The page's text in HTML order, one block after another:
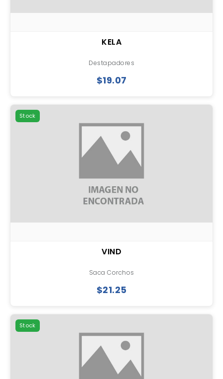
KELA
Destapadores
$19.07
Stock
VIND
Saca Corchos
$21.25
Stock